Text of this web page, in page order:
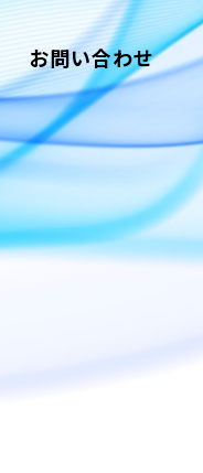
お問い合わせ